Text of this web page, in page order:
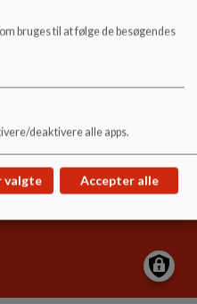
bruges til at følge de besøgendes
deaktivere alle apps.
valgte Accepter alle